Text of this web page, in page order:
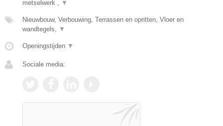
metselwerk , ▼
Nieuwbouw, Verbouwing, Terrassen en opritten, Vloer en
wandtegels, ▼
Openingstijden ▼
Sociale media: